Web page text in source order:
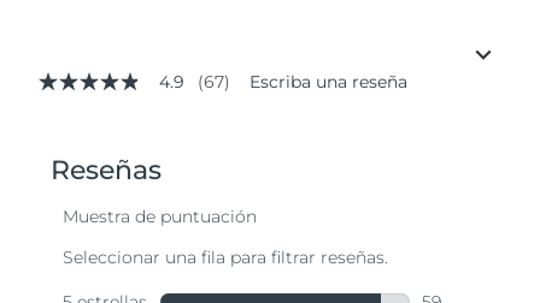
4.9
valor
medio
valoración.
4.9 (67) Escriba una reseña